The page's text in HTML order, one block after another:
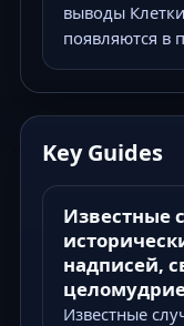
выводы
появляются в
Key Guides
Известные
надписей,
Известные